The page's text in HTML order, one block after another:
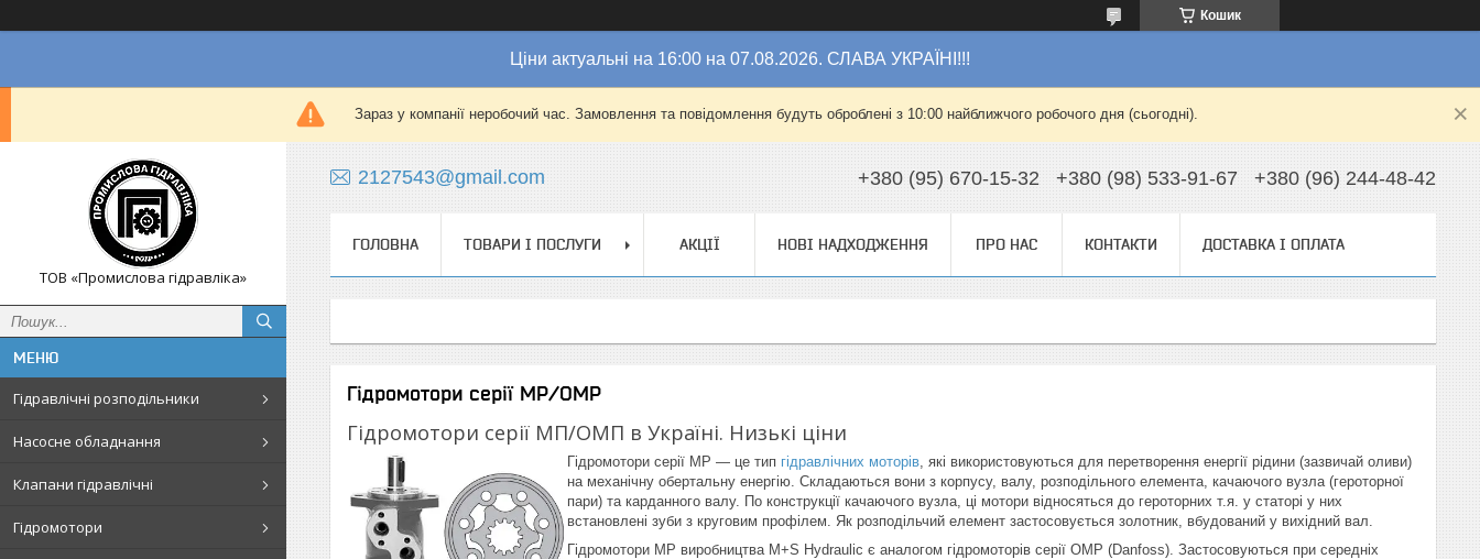
Кошик
Ціни актуальні на 16:00 на 07.08.2026. СЛАВА УКРАЇНІ!!!
Зараз у компанії неробочий час. Замовлення та повідомлення будуть оброблені з 10:00 найближчого робочого дня (сьогодні).
ТОВ «Промислова гідравліка»
Гідравлічні розподільники
Насосне обладнання
Клапани гідравлічні
Гідромотори
2127543@gmail.com +380 (95) 670-15-32 +380 (98) 533-91-67 +380 (96) 244-48-42
ГОЛОВНА ТОВАРИ І ПОСЛУГИ АКЦІЇ НОВІ НАДХОДЖЕННЯ ПРО НАС КОНТАКТИ ДОСТАВКА І ОПЛАТА
Гідромотори серії MP/OMP
Гідромотори серії МП/ОМП в Україні. Низькі ціни
Гідромотори серії MP — це тип гідравлічних моторів, які використовуються для перетворення енергії рідини (зазвичай оливи)
на механічну обертальну енергію. Складаються вони з корпусу, валу, розподільного елемента, качаючого вузла (героторної
пари) та карданного валу. По конструкції качаючого вузла, ці мотори відносяться до героторних т.я. у статорі у них
встановлені зуби з круговим профілем. Як розподільчий елемент застосовується золотник, вбудований у вихідний вал.
Гідромотори MP виробництва M+S Hydraulic є аналогом гідромоторів серії OMP (Danfoss). Застосовуються при середніх